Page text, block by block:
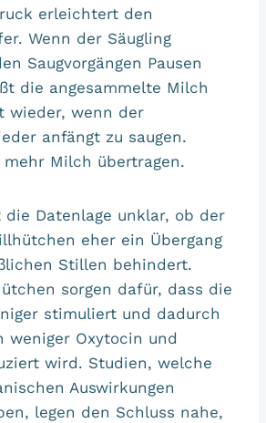
erleichtert den
Wenn der Säugling
Saugvorgängen Pausen
die angesammelte Milch
wieder, wenn der
anfängt zu saugen.
Milch übertragen.
Datenlage unklar, ob der
eher ein Übergang
Stillen behindert.
sorgen dafür, dass die
stimuliert und dadurch
weniger Oxytocin und
wird. Studien, welche
Auswirkungen
legen den Schluss nahe,